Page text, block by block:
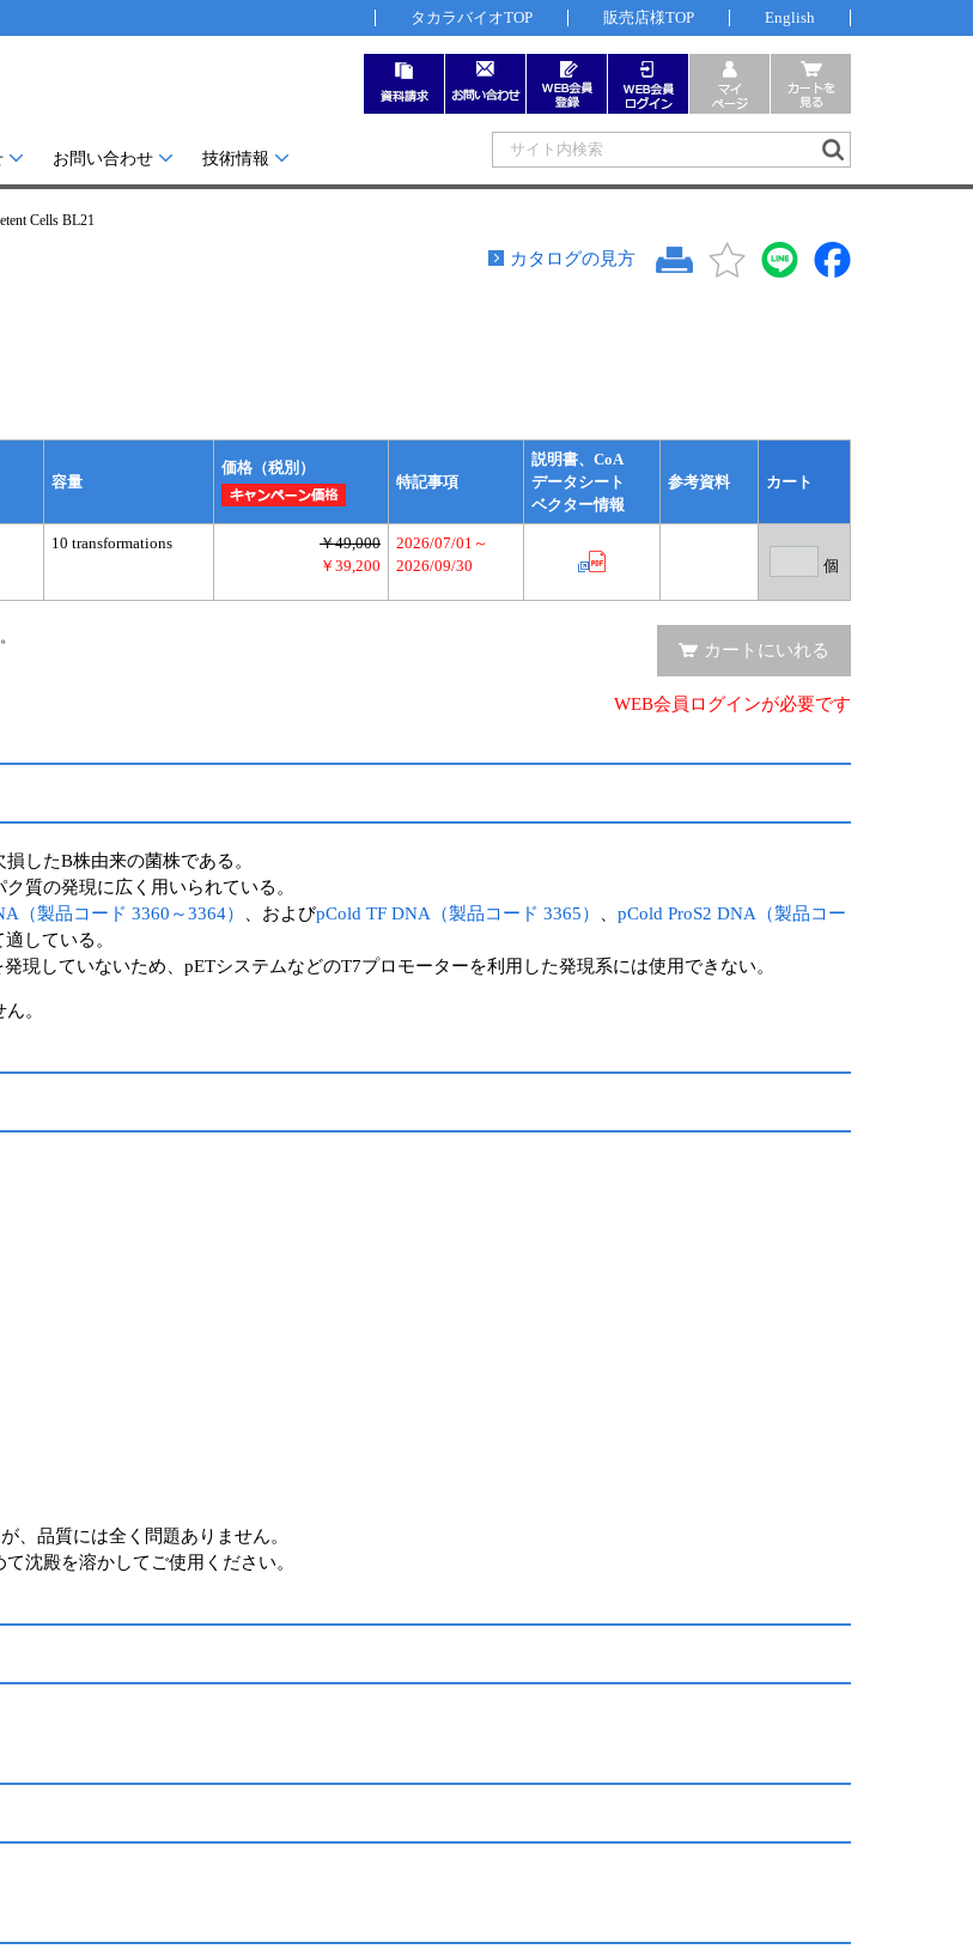
タカラバイオTOP 販売店様TOP English
お問い合わせ 技術情報
Cells BL21
カタログの見方
容量
価格（税別）
特記事項
説明書、CoA
データシート
ベクター情報
参考資料
カート
10 transformations
￥49,000
￥39,200
2026/07/01～
2026/09/30
個
カートにいれる
WEB会員ログインが必要です
したB株由来の菌株である。
質の発現に広く用いられている。
（製品コード 3360～3364） 、およびpCold TF DNA（製品コード 3365）
pCold ProS2 DNA（製品コー
している。
現していないため、pETシステムなどのT7プロモーターを利用した発現系には使用できない。
。
、品質には全く問題ありません。
沈殿を溶かしてご使用ください。